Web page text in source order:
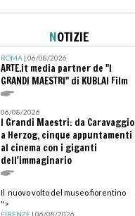
NOTIZIE
ROMA| 06/08/2026
ARTE.it media partner de "I
GRANDI MAESTRI" di KUBLAI Film
06/08/2026
I Grandi Maestri: da Caravaggio
a Herzog, cinque appuntamenti
al cinema con i giganti
dell'immaginario
Il nuovo volto del museo fiorentino
">
FIRENZE| 06/08/2026